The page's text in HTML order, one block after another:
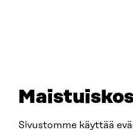
Sivustomme käyttää